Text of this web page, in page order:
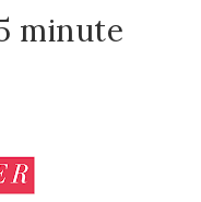
minute